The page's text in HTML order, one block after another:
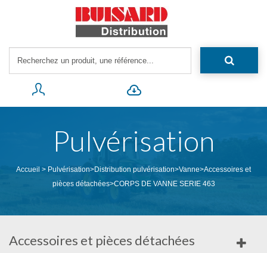
Pulvérisation
Accueil > Pulvérisation>Distribution pulvérisation>Vanne>Accessoires et
pièces détachées>CORPS DE VANNE SERIE 463
Accessoires et pièces détachées